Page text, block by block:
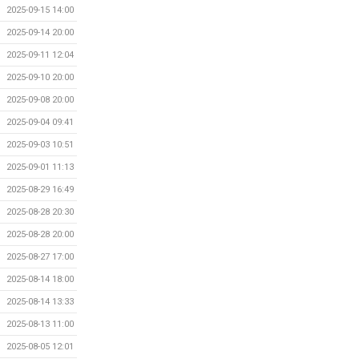
2025-09-15 14:00
2025-09-14 20:00
2025-09-11 12:04
2025-09-10 20:00
2025-09-08 20:00
2025-09-04 09:41
2025-09-03 10:51
2025-09-01 11:13
2025-08-29 16:49
2025-08-28 20:30
2025-08-28 20:00
2025-08-27 17:00
2025-08-14 18:00
2025-08-14 13:33
2025-08-13 11:00
2025-08-05 12:01